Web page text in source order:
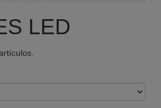
LED